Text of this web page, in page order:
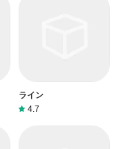
ライン
4.7